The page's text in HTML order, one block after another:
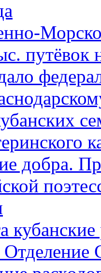
путёвок
добра.